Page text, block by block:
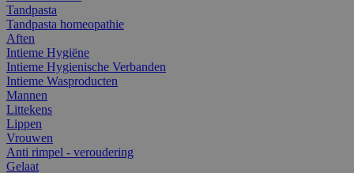
Tandpasta
Tandpasta homeopathie
Aften
Intieme Hygiëne
Intieme Hygienische Verbanden
Intieme Wasproducten
Mannen
Littekens
Lippen
Vrouwen
Anti rimpel - veroudering
Gelaat